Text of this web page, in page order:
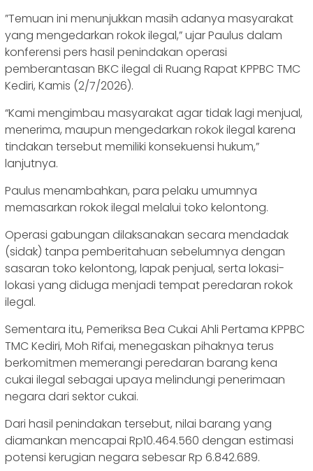
‎‎”Temuan ini menunjukkan masih adanya masyarakat
yang mengedarkan rokok ilegal,” ujar Paulus dalam
konferensi pers hasil penindakan operasi
pemberantasan BKC ilegal di Ruang Rapat KPPBC TMC
Kediri, Kamis (2/7/2026).
“Kami mengimbau masyarakat agar tidak lagi menjual,
menerima, maupun mengedarkan rokok ilegal karena
tindakan tersebut memiliki konsekuensi hukum,”
lanjutnya.
‎‎Paulus menambahkan, para pelaku umumnya
memasarkan rokok ilegal melalui toko kelontong.
Operasi gabungan dilaksanakan secara mendadak
(sidak) tanpa pemberitahuan sebelumnya dengan
sasaran toko kelontong, lapak penjual, serta lokasi-
lokasi yang diduga menjadi tempat peredaran rokok
ilegal.
‎Sementara itu, Pemeriksa Bea Cukai Ahli Pertama KPPBC
TMC Kediri, Moh Rifai, menegaskan pihaknya terus
berkomitmen memerangi peredaran barang kena
cukai ilegal sebagai upaya melindungi penerimaan
negara dari sektor cukai.
Dari hasil penindakan tersebut, nilai barang yang
diamankan mencapai Rp10.464.560 dengan estimasi
potensi kerugian negara sebesar Rp 6.842.689.